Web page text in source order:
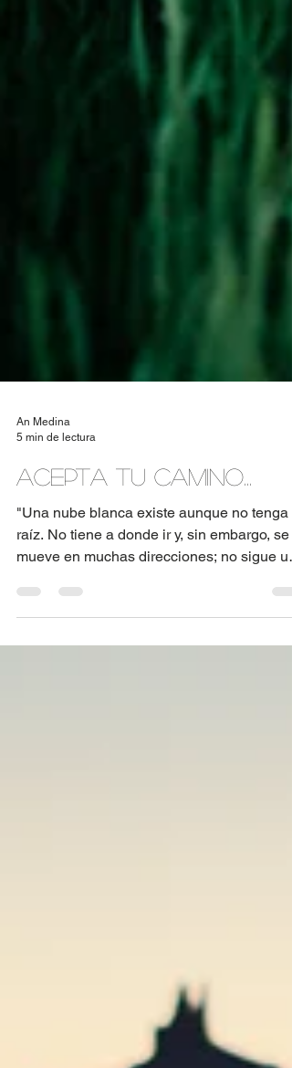
5 min de lectura
Acepta tu camino...
"Una nube blanca existe aunque no tenga
raíz. No tiene a donde ir y, sin embargo, se
mueve en muchas direcciones; no sigue un